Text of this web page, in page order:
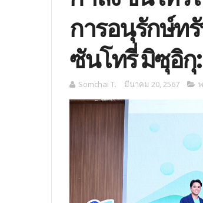
การอนุรักษ์ท
ซันโทรี่ มิซุอิกุ
Somchai T. มีนาคม 20, 2567